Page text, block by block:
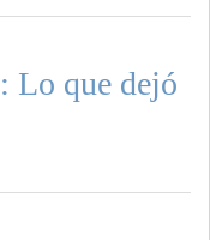
que dejó